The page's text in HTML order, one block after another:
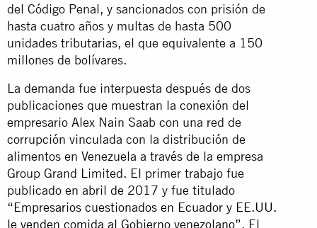
del Código Penal, y sancionados con prisión de
hasta cuatro años y multas de hasta 500
unidades tributarias, el que equivalente a 150
millones de bolívares.
La demanda fue interpuesta después de dos
publicaciones que muestran la conexión del
empresario Alex Nain Saab con una red de
corrupción vinculada con la distribución de
alimentos en Venezuela a través de la empresa
Group Grand Limited. El primer trabajo fue
publicado en abril de 2017 y fue titulado
“Empresarios cuestionados en Ecuador y EE.UU.
le venden comida al Gobierno venezolano”. El